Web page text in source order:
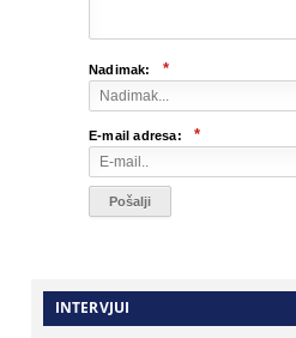
Nadimak: *
E-mail adresa: *
INTERVJUI